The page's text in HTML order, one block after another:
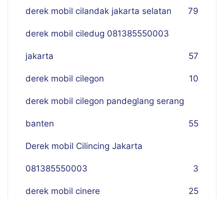
derek mobil cilandak jakarta selatan 79
derek mobil ciledug 081385550003
jakarta 57
derek mobil cilegon 10
derek mobil cilegon pandeglang serang
banten 55
Derek mobil Cilincing Jakarta
081385550003 3
derek mobil cinere 25